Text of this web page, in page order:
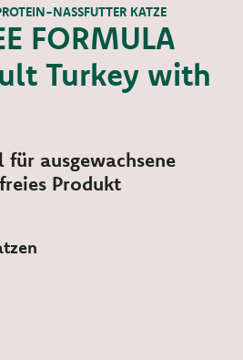
FORMULA
Turkey with
NASSFUTTER KATZE
ausgewachsene
Produkt